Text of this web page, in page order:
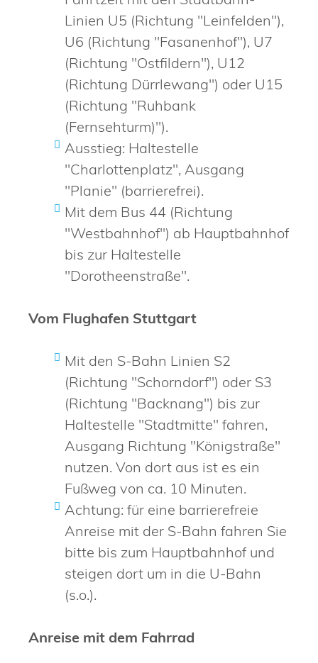
Linien U5 (Richtung "Leinfelden"),
U6 (Richtung "Fasanenhof"), U7
(Richtung "Ostfildern"), U12
(Richtung Dürrlewang") oder U15
(Richtung "Ruhbank
(Fernsehturm)").
Ausstieg: Haltestelle
"Charlottenplatz", Ausgang
"Planie" (barrierefrei).
Mit dem Bus 44 (Richtung
"Westbahnhof") ab Hauptbahnhof
bis zur Haltestelle
"Dorotheenstraße".
Vom Flughafen Stuttgart
Mit den S-Bahn Linien S2
(Richtung "Schorndorf") oder S3
(Richtung "Backnang") bis zur
Haltestelle "Stadtmitte" fahren,
Ausgang Richtung "Königstraße"
nutzen. Von dort aus ist es ein
Fußweg von ca. 10 Minuten.
Achtung: für eine barrierefreie
Anreise mit der S-Bahn fahren Sie
bitte bis zum Hauptbahnhof und
steigen dort um in die U-Bahn
(s.o.).
Anreise mit dem Fahrrad